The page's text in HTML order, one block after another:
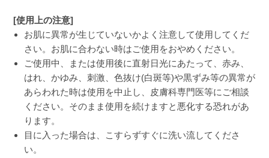
[使用上の注意]
お肌に異常が生じていないかよく注意して使用してくだ
さい。お肌に合わない時はご使用をおやめください。
ご使用中、または使用後に直射日光にあたって、赤み、
はれ、かゆみ、刺激、色抜け(白斑等)や黒ずみ等の異常が
あらわれた時は使用を中止し、皮膚科専門医等にご相談
ください。そのまま使用を続けますと悪化する恐れがあ
ります。
目に入った場合は、こすらずすぐに洗い流してくださ
い。